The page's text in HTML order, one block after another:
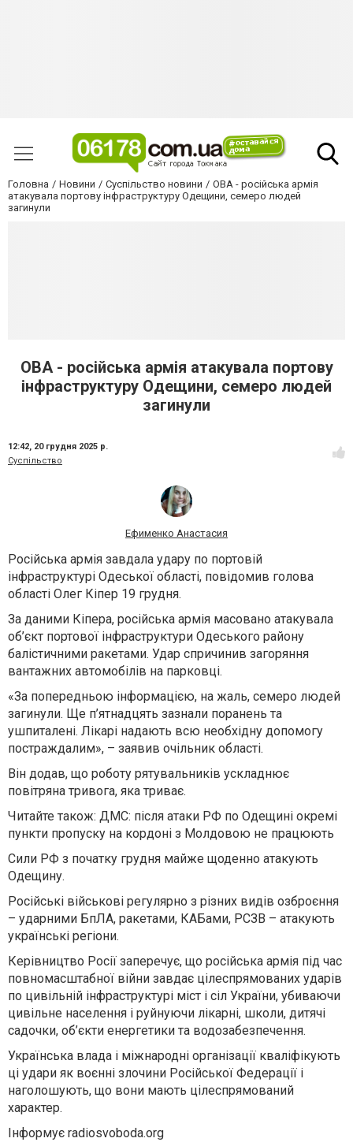
Головна Новини Суспільство новини
ОВА - російська армія
атакувала портову інфраструктуру Одещини, семеро людей
загинули
ОВА - російська армія атакувала портову
інфраструктуру Одещини, семеро людей
загинули
12:42, 20 грудня 2025 р.
Суспільство
Ефименко Анастасия
Російська армія завдала удару по портовій
інфраструктурі Одеської області, повідомив голова
області Олег Кіпер 19 грудня.
За даними Кіпера, російська армія масовано атакувала
об’єкт портової інфраструктури Одеського району
балістичними ракетами. Удар спричинив загоряння
вантажних автомобілів на парковці.
«За попередньою інформацією, на жаль, семеро людей
загинули. Ще п’ятнадцять зазнали поранень та
ушпиталені. Лікарі надають всю необхідну допомогу
постраждалим», – заявив очільник області.
Він додав, що роботу рятувальників ускладнює
повітряна тривога, яка триває.
Читайте також: ДМС: після атаки РФ по Одещині окремі
пункти пропуску на кордоні з Молдовою не працюють
Сили РФ з початку грудня майже щоденно атакують
Одещину.
Російські військові регулярно з різних видів озброєння
– ударними БпЛА, ракетами, КАБами, РСЗВ – атакують
українські регіони.
Керівництво Росії заперечує, що російська армія під час
повномасштабної війни завдає цілеспрямованих ударів
по цивільній інфраструктурі міст і сіл України, убиваючи
цивільне населення і руйнуючи лікарні, школи, дитячі
садочки, об’єкти енергетики та водозабезпечення.
Українська влада і міжнародні організації кваліфікують
ці удари як воєнні злочини Російської Федерації і
наголошують, що вони мають цілеспрямований
характер.
Інформує radiosvoboda.org